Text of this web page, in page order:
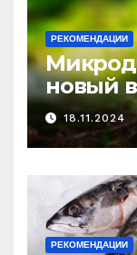
РЕКОМЕНДАЦИИ
новый
18.11.2024
РЕКОМЕНДАЦИИ